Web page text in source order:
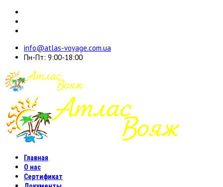
info@atlas-voyage.com.ua
Пн-Пт: 9:00-18:00
Главная
О нас
Сертификат